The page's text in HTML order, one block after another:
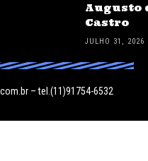
Augusto
Castro
JULHO 31, 2026
– tel.(11)91754-6532